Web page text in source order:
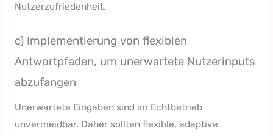
Nutzerzufriedenheit.
c) Implementierung von flexiblen
Antwortpfaden, um unerwartete Nutzerinputs
abzufangen
Unerwartete Eingaben sind im Echtbetrieb
unvermeidbar. Daher sollten flexible, adaptive